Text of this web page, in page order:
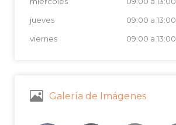
jueves
09:00 a 13:00
viernes
09:00 a 13:00
Galería de Imágenes